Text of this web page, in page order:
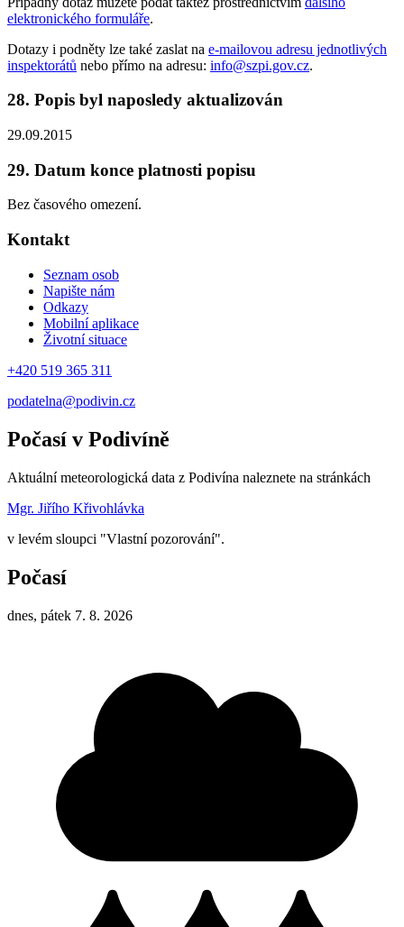
elektronického formuláře.
Dotazy i podněty lze také zaslat na e-mailovou adresu jednotlivých
inspektorátů nebo přímo na adresu: info@szpi.gov.cz.
28. Popis byl naposledy aktualizován
29.09.2015
29. Datum konce platnosti popisu
Bez časového omezení.
Kontakt
Seznam osob
Napište nám
Odkazy
Mobilní aplikace
Životní situace
+420 519 365 311
podatelna@podivin.cz
Počasí v Podivíně
Aktuální meteorologická data z Podivína naleznete na stránkách
Mgr. Jiřího Křivohlávka
v levém sloupci "Vlastní pozorování".
Počasí
dnes, pátek 7. 8. 2026